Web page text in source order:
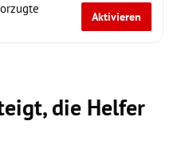
Aktivieren
die Helfer